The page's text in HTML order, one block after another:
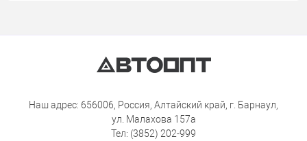
Наш адрес: 656006, Россия, Алтайский край, г. Барнаул,
ул. Малахова 157а
Тел: (3852) 202-999